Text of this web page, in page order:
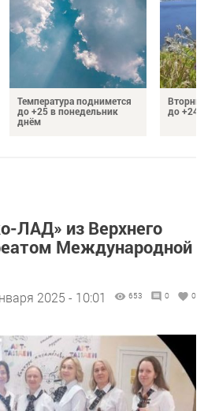
Температура поднимется
до +25 в понедельник
днём
до +24
ЛАД» из Верхнего
Международной
2025 - 10:01 653 0 0